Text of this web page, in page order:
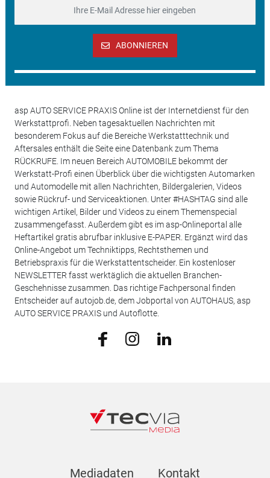
ABONNIEREN
asp AUTO SERVICE PRAXIS Online ist der Internetdienst für den
Werkstattprofi. Neben tagesaktuellen Nachrichten mit
besonderem Fokus auf die Bereiche Werkstatttechnik und
Aftersales enthält die Seite eine Datenbank zum Thema
RÜCKRUFE. Im neuen Bereich AUTOMOBILE bekommt der
Werkstatt-Profi einen Überblick über die wichtigsten Automarken
und Automodelle mit allen Nachrichten, Bildergalerien, Videos
sowie Rückruf- und Serviceaktionen. Unter #HASHTAG sind alle
wichtigen Artikel, Bilder und Videos zu einem Themenspecial
zusammengefasst. Außerdem gibt es im asp-Onlineportal alle
Heftartikel gratis abrufbar inklusive E-PAPER. Ergänzt wird das
Online-Angebot um Techniktipps, Rechtsthemen und
Betriebspraxis für die Werkstattentscheider. Ein kostenloser
NEWSLETTER fasst werktäglich die aktuellen Branchen-
Geschehnisse zusammen. Das richtige Fachpersonal finden
Entscheider auf autojob.de, dem Jobportal von AUTOHAUS, asp
AUTO SERVICE PRAXIS und Autoflotte.
Mediadaten Kontakt